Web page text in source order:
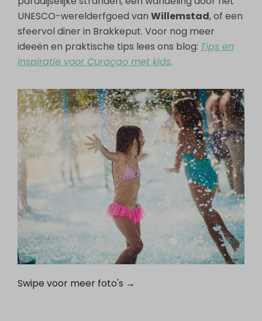
UNESCO-werelderfgoed vanWillemstad, of een
sfeervol diner in Brakkeput. Voor nog meer
ideeën en praktische tips lees ons blog: Tips en
inspiratie voor Curaçao met kids.
Swipe voor meer foto's →